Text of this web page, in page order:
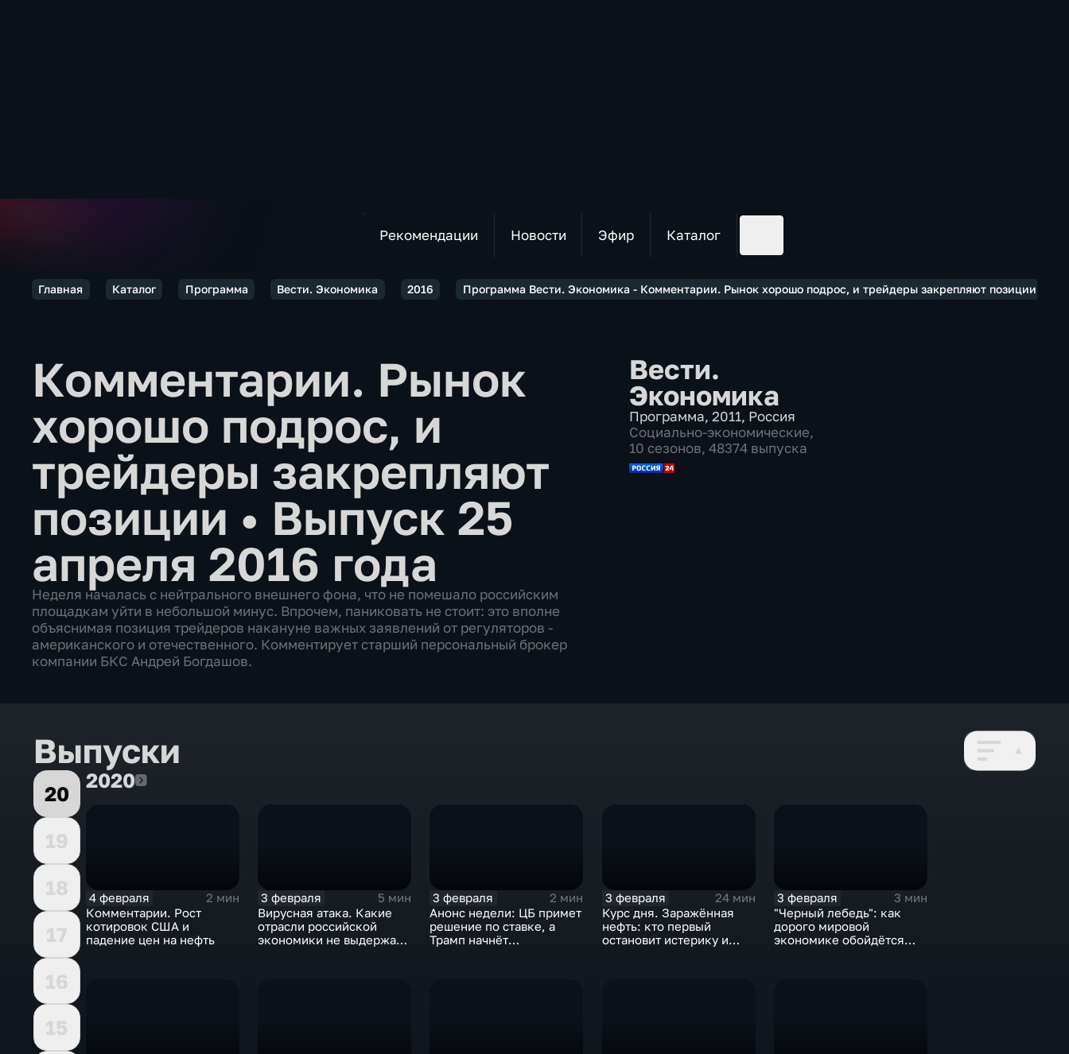
Рекомендации Новости Эфир Каталог
Главная Каталог Программа Вести. Экономика 2016 Программа Вести. Экономика - Комментарии. Рынок хорошо подрос, и трейдеры закрепляют позиции
Комментарии. Рынок
хорошо подрос, и
трейдеры закрепляют
позиции • Выпуск 25
апреля 2016 года
Неделя началась с нейтрального внешнего фона, что не помешало российским
площадкам уйти в небольшой минус. Впрочем, паниковать не стоит: это вполне
объяснимая позиция трейдеров накануне важных заявлений от регуляторов -
американского и отечественного. Комментирует старший персональный брокер
компании БКС Андрей Богдашов.
Вести.
Экономика
Программа, 2011, Россия
Социально-экономические,
10 сезонов, 48374 выпуска
Выпуски
20
19
18
17
16
15
20202020
4 февраля
2 мин
Комментарии. Рост
котировок США и
падение цен на нефть
3 февраля
5 мин
Вирусная атака. Какие
отрасли российской
экономики не выдержат
3 февраля
2 мин
Анонс недели: ЦБ примет
решение по ставке, а
Трамп начнёт
3 февраля
24 мин
Курс дня. Заражённая
нефть: кто первый
остановит истерику и
3 февраля
3 мин
"Черный лебедь": как
дорого мировой
экономике обойдётся